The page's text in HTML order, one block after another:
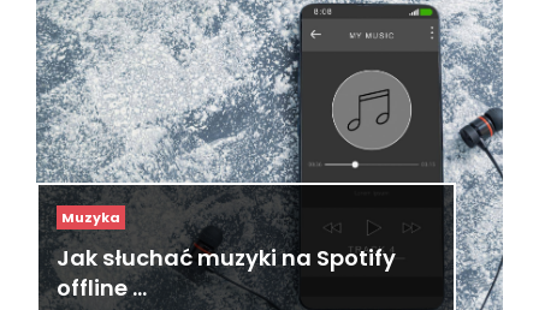
Muzyka
Jak słuchać muzyki na Spotify
offline …